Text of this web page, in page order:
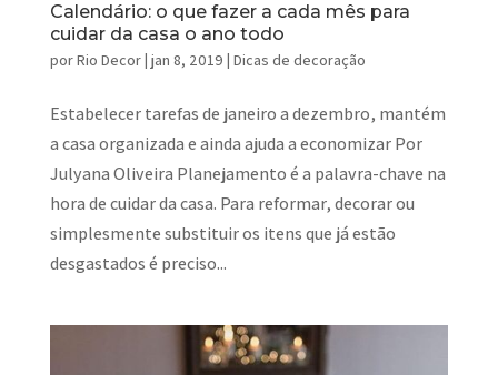
Calendário: o que fazer a cada mês para
cuidar da casa o ano todo
porRio Decor| jan 8, 2019 Dicas de decoração
Estabelecer tarefas de janeiro a dezembro, mantém
a casa organizada e ainda ajuda a economizar Por
Julyana Oliveira Planejamento é a palavra-chave na
hora de cuidar da casa. Para reformar, decorar ou
simplesmente substituir os itens que já estão
desgastados é preciso...